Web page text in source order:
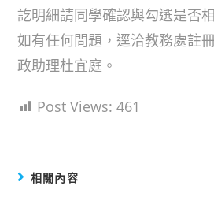
訖明細請同學確認與勾選是否
如有任何問題，逕洽教務處註
政助理杜宜庭。
Post Views: 461
相關內容